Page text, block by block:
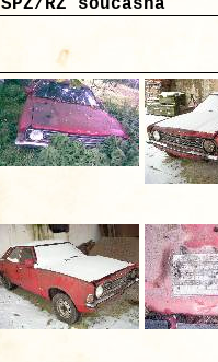
SPZ/RZ současná